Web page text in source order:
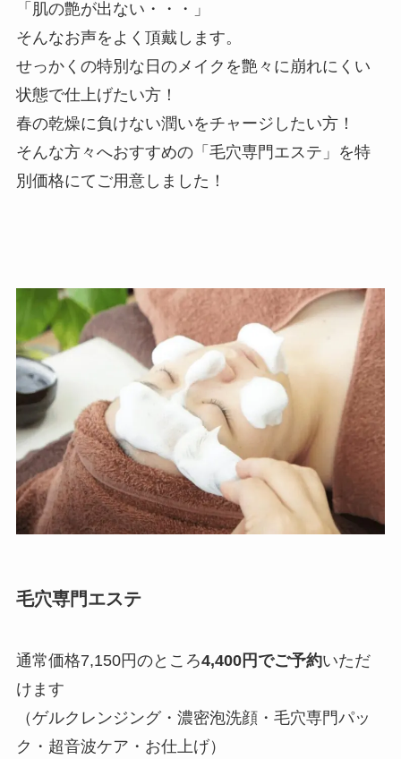
「肌の艶が出ない・・・」
そんなお声をよく頂戴します。
せっかくの特別な日のメイクを艶々に崩れにくい
状態で仕上げたい方！
春の乾燥に負けない潤いをチャージしたい方！
そんな方々へおすすめの「毛穴専門エステ」を特
別価格にてご用意しました！
毛穴専門エステ
通常価格7,150円のところ4,400円でご予約いただ
けます
（ゲルクレンジング・濃密泡洗顔・毛穴専門パッ
ク・超音波ケア・お仕上げ）